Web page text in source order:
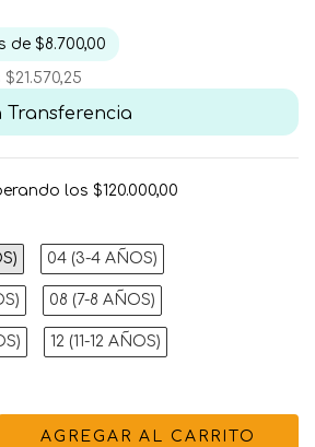
de $8.700,00
$21.570,25
Transferencia
los $120.000,00
04 (3-4 AÑOS)
08 (7-8 AÑOS)
12 (11-12 AÑOS)